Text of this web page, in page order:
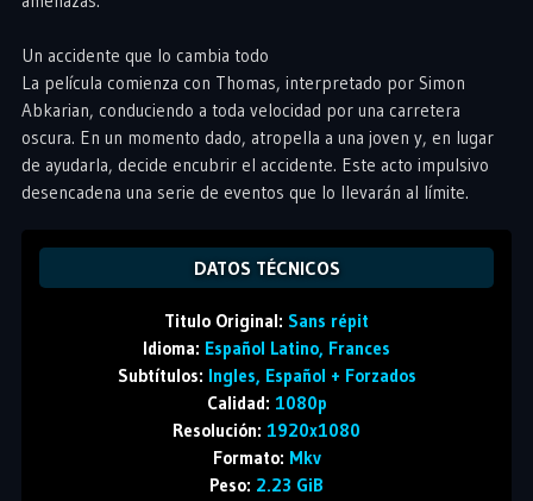
Un accidente que lo cambia todo
La película comienza con Thomas, interpretado por Simon
Abkarian, conduciendo a toda velocidad por una carretera
oscura. En un momento dado, atropella a una joven y, en lugar
de ayudarla, decide encubrir el accidente. Este acto impulsivo
desencadena una serie de eventos que lo llevarán al límite.
DATOS TÉCNICOS
Titulo Original: Sans répit
Idioma: Español Latino, Frances
Subtítulos: Ingles, Español + Forzados
Calidad: 1080p
Resolución: 1920x1080
Formato: Mkv
Peso: 2.23 GiB